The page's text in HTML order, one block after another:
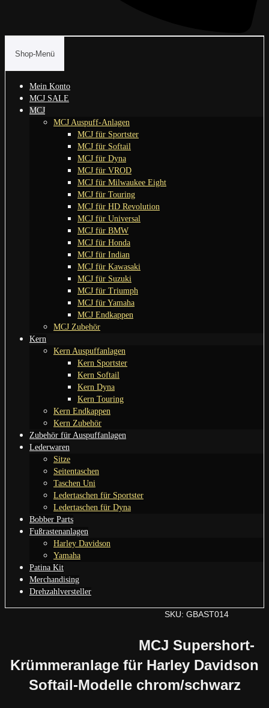
Shop-Menü
Mein Konto
MCJ SALE
MCJ
MCJ Auspuff-Anlagen
MCJ für Sportster
MCJ für Softail
MCJ für Dyna
MCJ für VROD
MCJ für Milwaukee Eight
MCJ für Touring
MCJ für HD Revolution
MCJ für Universal
MCJ für BMW
MCJ für Honda
MCJ für Indian
MCJ für Kawasaki
MCJ für Suzuki
MCJ für Triumph
MCJ für Yamaha
MCJ Endkappen
MCJ Zubehör
Kern
Kern Auspuffanlagen
Kern Sportster
Kern Softail
Kern Dyna
Kern Touring
Kern Endkappen
Kern Zubehör
Zubehör für Auspuffanlagen
Lederwaren
Sitze
Seitentaschen
Taschen Uni
Ledertaschen für Sportster
Ledertaschen für Dyna
Bobber Parts
Fußrastenanlagen
Harley Davidson
Yamaha
Patina Kit
Merchandising
Drehzahlversteller
SKU: GBAST014
MCJ Supershort-
Krümmeranlage für Harley Davidson
Softail-Modelle chrom/schwarz